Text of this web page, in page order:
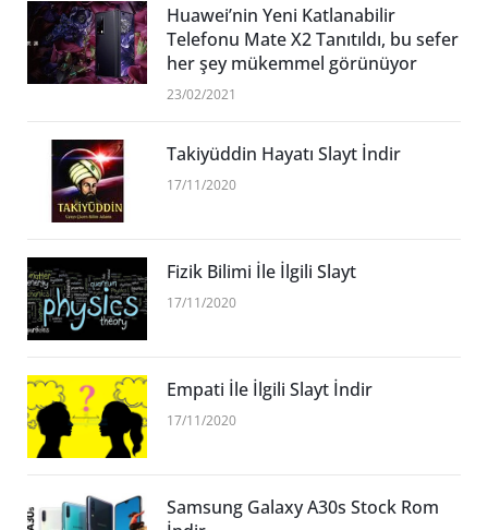
Huawei’nin Yeni Katlanabilir
Telefonu Mate X2 Tanıtıldı, bu sefer
her şey mükemmel görünüyor
23/02/2021
Takiyüddin Hayatı Slayt İndir
17/11/2020
Fizik Bilimi İle İlgili Slayt
17/11/2020
Empati İle İlgili Slayt İndir
17/11/2020
Samsung Galaxy A30s Stock Rom